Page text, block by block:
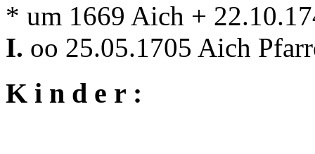
* um 1669 Aich +
I. oo 25.05.1705 Aich
K i n d e r :